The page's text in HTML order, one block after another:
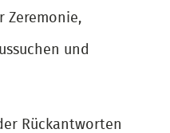
Zeremonie,
und
Rückantworten